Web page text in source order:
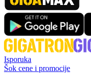
Isporuka
Šok cene i promocije